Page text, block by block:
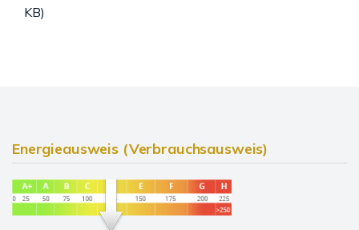
KB)
Energieausweis (Verbrauchsausweis)